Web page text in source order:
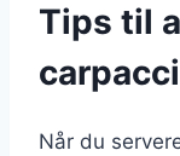
Tips til
Når du